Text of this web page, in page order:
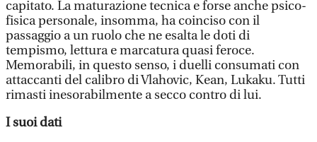
capitato. La maturazione tecnica e forse anche psico-
fisica personale, insomma, ha coinciso con il
passaggio a un ruolo che ne esalta le doti di
tempismo, lettura e marcatura quasi feroce.
Memorabili, in questo senso, i duelli consumati con
attaccanti del calibro di Vlahovic, Kean, Lukaku. Tutti
rimasti inesorabilmente a secco contro di lui.
I suoi dati